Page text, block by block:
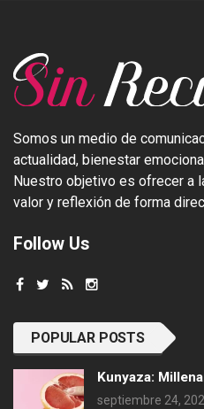
Somos un medio de
actualidad, bienestar
Nuestro objetivo es ofrecer a
valor y reflexión de forma
Follow Us
POPULAR POSTS
Kunyaza:
septiembre 24,